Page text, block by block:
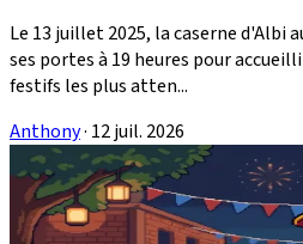
Le 13 juillet 2025, la caserne d'Albi
ses portes à 19 heures pour
festifs les plus atten...
Anthony· 12 juil. 2026